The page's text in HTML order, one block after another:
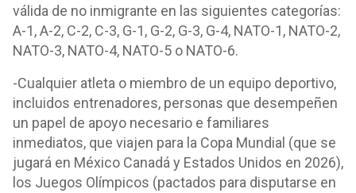
válida de no inmigrante en las siguientes categorías:
A-1, A-2, C-2, C-3, G-1, G-2, G-3, G-4, NATO-1, NATO-2,
NATO-3, NATO-4, NATO-5 o NATO-6.
-Cualquier atleta o miembro de un equipo deportivo,
incluidos entrenadores, personas que desempeñen
un papel de apoyo necesario e familiares
inmediatos, que viajen para la Copa Mundial (que se
jugará en México Canadá y Estados Unidos en 2026),
los Juegos Olímpicos (pactados para disputarse en